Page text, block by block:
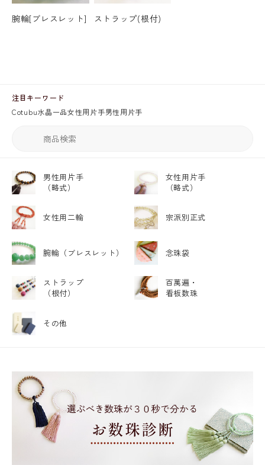
注目キーワード
Cotubu水晶一品女性用片手男性用片手
男性用片手
（略式）
女性用片手
（略式）
女性用二輪 宗派別正式
腕輪 （ブレスレット） 念珠袋
ストラップ
（根付）
百萬遍・
看板数珠
その他
腕輪[ブレスレット] ストラップ(根付)